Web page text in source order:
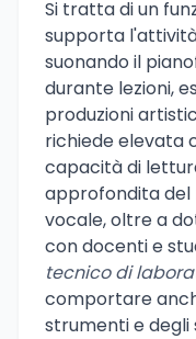
Si tratta di un
supporta
suonando il
durante lezioni,
produzioni
richiede elevata
capacità di
approfondita
vocale, oltre a
con docenti e
tecnico di
comportare
strumenti e degli